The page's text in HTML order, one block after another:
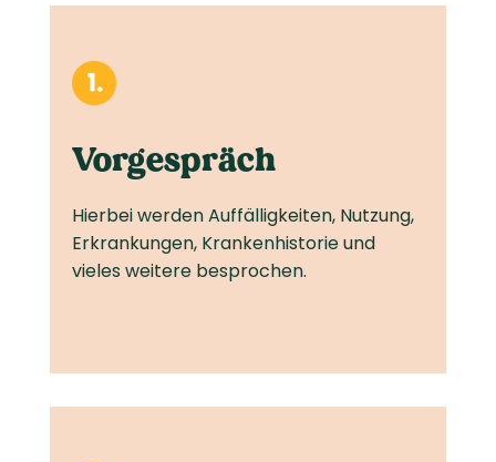
Vorgespräch
Hierbei werden Auffälligkeiten, Nutzung,
Erkrankungen, Krankenhistorie und
vieles weitere besprochen.